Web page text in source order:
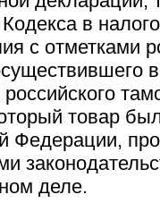
Кодекса в
с отметками
товар
Федерации,
деле.